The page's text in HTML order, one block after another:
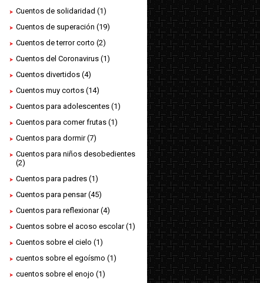
Cuentos de solidaridad (1)
Cuentos de superación (19)
Cuentos de terror corto (2)
Cuentos del Coronavirus (1)
Cuentos divertidos (4)
Cuentos muy cortos (14)
Cuentos para adolescentes (1)
Cuentos para comer frutas (1)
Cuentos para dormir (7)
Cuentos para niños desobedientes
(2)
Cuentos para padres (1)
Cuentos para pensar (45)
Cuentos para reflexionar (4)
Cuentos sobre el acoso escolar (1)
Cuentos sobre el cielo (1)
cuentos sobre el egoísmo (1)
cuentos sobre el enojo (1)